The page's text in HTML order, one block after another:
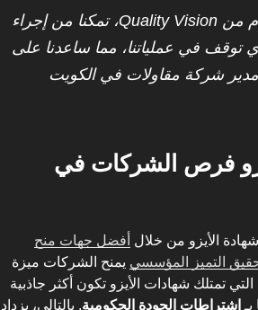
: “بفضل الدعم المقدم من Quality Vision، تمكنا من إجراء
توقف في عملياتنا، مما ساعدنا على
شركة مقاولات في الكويت
فرص الشركات في
الأيزو من خلال أفضل جهات منح
التميز المؤسسي يمنح الشركات ميزة
تمتلك شهادات الأيزو تكون أكثر جاذبية
اشتراطات الجودة الحكومية. بالتالي، يزداد